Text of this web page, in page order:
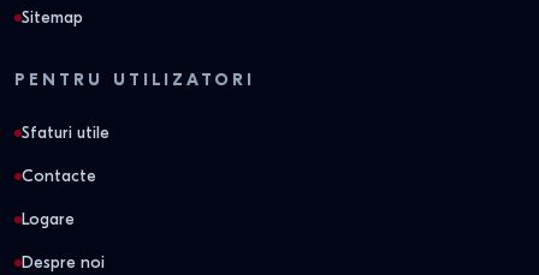
Sitemap
PENTRU UTILIZATORI
Sfaturi utile
Contacte
Logare
Despre noi